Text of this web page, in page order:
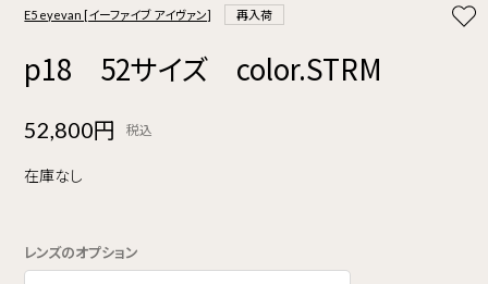
E5 eyevan [イーファイブ アイヴァン] 再入荷
p18 52サイズ color.STRM
52,800円 税込
在庫なし
レンズのオプション